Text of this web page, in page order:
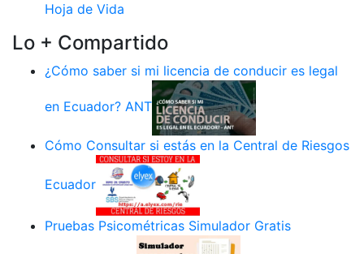
Hoja de Vida
Lo + Compartido
¿Cómo saber si mi licencia de conducir es legal
en Ecuador? ANT
Cómo Consultar si estás en la Central de Riesgos
Ecuador
Pruebas Psicométricas Simulador Gratis